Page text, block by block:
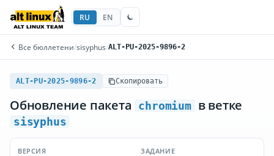
RU EN
Все бюллетени/sisyphus/ALT-PU-2025-9896-2
ALT-PU-2025-9896-2 Скопировать
Обновление пакета chromium в ветке
sisyphus
ВЕРСИЯ
ЗАДАНИЕ